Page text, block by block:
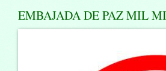
EMBAJADA DE PAZ MIL